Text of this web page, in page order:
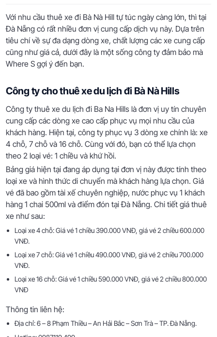
Với nhu cầu thuê xe đi Bà Nà Hill tự túc ngày càng lớn, thì tại
Đà Nẵng có rất nhiều đơn vị cung cấp dịch vụ này. Dựa trên
tiêu chí về sự đa dạng dòng xe, chất lượng các xe cung cấp
cũng như giá cả, dưới đây là một sống công ty đảm bảo mà
Where S gợi ý đến bạn.
Công ty cho thuê xe du lịch đi Bà Nà Hills
Công ty thuê xe du lịch đi Ba Na Hills là đơn vị uy tín chuyên
cung cấp các dòng xe cao cấp phục vụ mọi nhu cầu của
khách hàng. Hiện tại, công ty phục vụ 3 dòng xe chính là: xe
4 chỗ, 7 chỗ và 16 chỗ. Cùng với đó, bạn có thể lựa chọn
theo 2 loại vé: 1 chiều và khứ hồi.
Bảng giá hiện tại đang áp dụng tại đơn vị này được tính theo
loại xe và hình thức di chuyển mà khách hàng lựa chọn. Giá
vé đã bao gồm tài xế chuyên nghiệp, nước phục vụ 1 khách
hàng 1 chai 500ml và điểm đón tại Đà Nẵng. Chi tiết giá thuê
xe như sau:
Loại xe 4 chỗ: Giá vé 1 chiều 390.000 VNĐ, giá vé 2 chiều 600.000
VNĐ.
Loại xe 7 chỗ: Giá vé 1 chiều 490.000 VNĐ, giá vé 2 chiều 700.000
VNĐ.
Loại xe 16 chỗ: Giá vé 1 chiều 590.000 VNĐ, giá vé 2 chiều 800.000
VNĐ
Thông tin liên hệ:
Địa chỉ: 6 – 8 Phạm Thiều – An Hải Bắc – Sơn Trà – TP. Đà Nẵng.